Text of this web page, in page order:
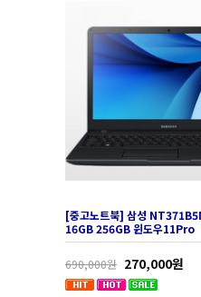
[중고노트북] 삼성
16GB 256GB 윈도우11Pro
690,000원 270,000원